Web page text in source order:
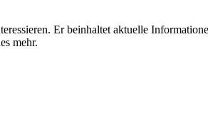
Er beinhaltet aktuelle
mehr.